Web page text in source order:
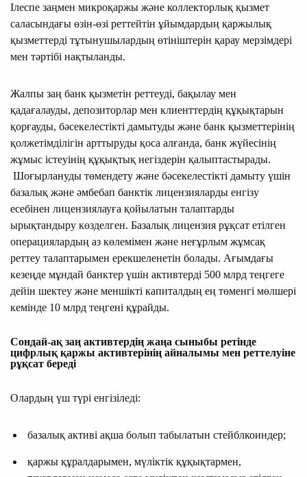
Ілеспе заңмен микроқаржы және коллекторлық қызмет
саласындағы өзін-өзі реттейтін ұйымдардың қаржылық
қызметтерді тұтынушылардың өтініштерін қарау мерзімдері
мен тәртібі нақтыланды.
Жалпы заң банк қызметін реттеуді, бақылау мен
қадағалауды, депозиторлар мен клиенттердің құқықтарын
қорғауды, бәсекелестікті дамытуды және банк қызметтерінің
қолжетімділігін арттыруды қоса алғанда, банк жүйесінің
жұмыс істеуінің құқықтық негіздерін қалыптастырады.
Шоғырлануды төмендету және бәсекелестікті дамыту үшін
базалық және әмбебап банктік лицензияларды енгізу
есебінен лицензиялауға қойылатын талаптарды
ырықтандыру көзделген. Базалық лицензия рұқсат етілген
операциялардың аз көлемімен және неғұрлым жұмсақ
реттеу талаптарымен ерекшеленетін болады. Ағымдағы
кезеңде мұндай банктер үшін активтерді 500 млрд теңгеге
дейін шектеу және меншікті капиталдың ең төменгі мөлшері
кемінде 10 млрд теңгені құрайды.
Сондай-ақ заң активтердің жаңа сыныбы ретінде
цифрлық қаржы активтерінің айналымы мен реттелуіне
рұқсат береді
Олардың үш түрі енгізіледі:
базалық активі ақша болып табылатын стейблкоиндер;
қаржы құралдарымен, мүліктік құқықтармен,